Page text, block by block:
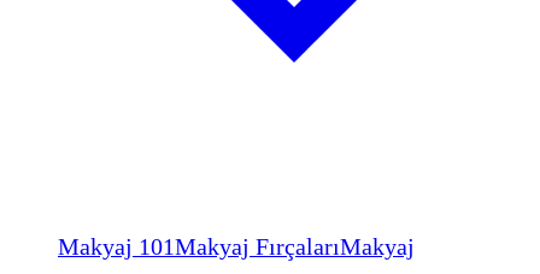
Makyaj 101Makyaj FırçalarıMakyaj